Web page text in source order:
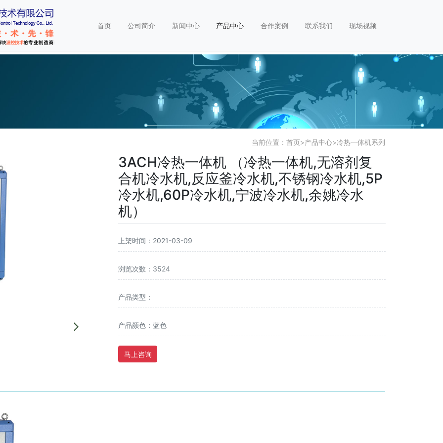
首页 公司简介 新闻中心 产品中心 合作案例 联系我们 现场视频
当前位置： 首页>产品中心>冷热一体机系列
3ACH冷热一体机 （冷热一体机,无溶剂复
合机冷水机,反应釜冷水机,不锈钢冷水机,5P
冷水机,60P冷水机,宁波冷水机,余姚冷水
机）
上架时间：2021-03-09
浏览次数：3524
产品类型：
产品颜色：蓝色
马上咨询